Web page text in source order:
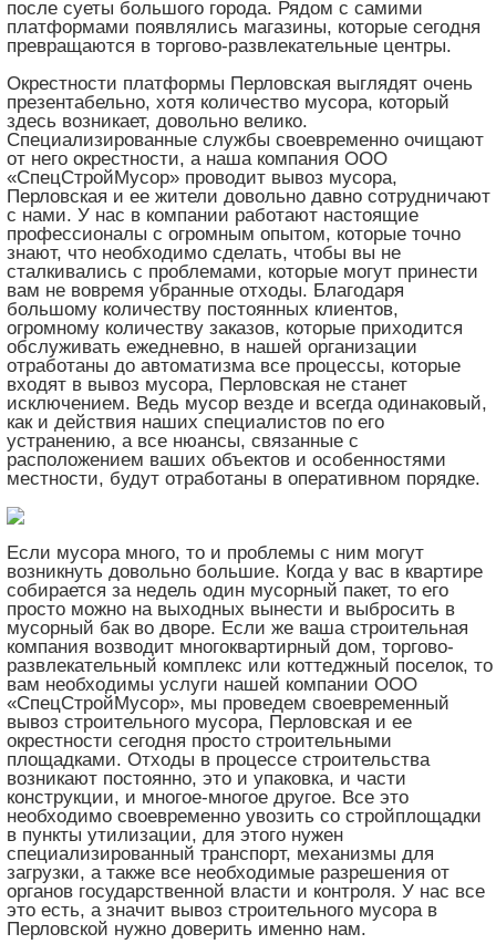
после суеты большого города. Рядом с самими
платформами появлялись магазины, которые сегодня
превращаются в торгово-развлекательные центры.
Окрестности платформы Перловская выглядят очень
презентабельно, хотя количество мусора, который
здесь возникает, довольно велико.
Специализированные службы своевременно очищают
от него окрестности, а наша компания ООО
«СпецСтройМусор» проводит вывоз мусора,
Перловская и ее жители довольно давно сотрудничают
с нами. У нас в компании работают настоящие
профессионалы с огромным опытом, которые точно
знают, что необходимо сделать, чтобы вы не
сталкивались с проблемами, которые могут принести
вам не вовремя убранные отходы. Благодаря
большому количеству постоянных клиентов,
огромному количеству заказов, которые приходится
обслуживать ежедневно, в нашей организации
отработаны до автоматизма все процессы, которые
входят в вывоз мусора, Перловская не станет
исключением. Ведь мусор везде и всегда одинаковый,
как и действия наших специалистов по его
устранению, а все нюансы, связанные с
расположением ваших объектов и особенностями
местности, будут отработаны в оперативном порядке.
Если мусора много, то и проблемы с ним могут
возникнуть довольно большие. Когда у вас в квартире
собирается за недель один мусорный пакет, то его
просто можно на выходных вынести и выбросить в
мусорный бак во дворе. Если же ваша строительная
компания возводит многоквартирный дом, торгово-
развлекательный комплекс или коттеджный поселок, то
вам необходимы услуги нашей компании ООО
«СпецСтройМусор», мы проведем своевременный
вывоз строительного мусора, Перловская и ее
окрестности сегодня просто строительными
площадками. Отходы в процессе строительства
возникают постоянно, это и упаковка, и части
конструкции, и многое-многое другое. Все это
необходимо своевременно увозить со стройплощадки
в пункты утилизации, для этого нужен
специализированный транспорт, механизмы для
загрузки, а также все необходимые разрешения от
органов государственной власти и контроля. У нас все
это есть, а значит вывоз строительного мусора в
Перловской нужно доверить именно нам.